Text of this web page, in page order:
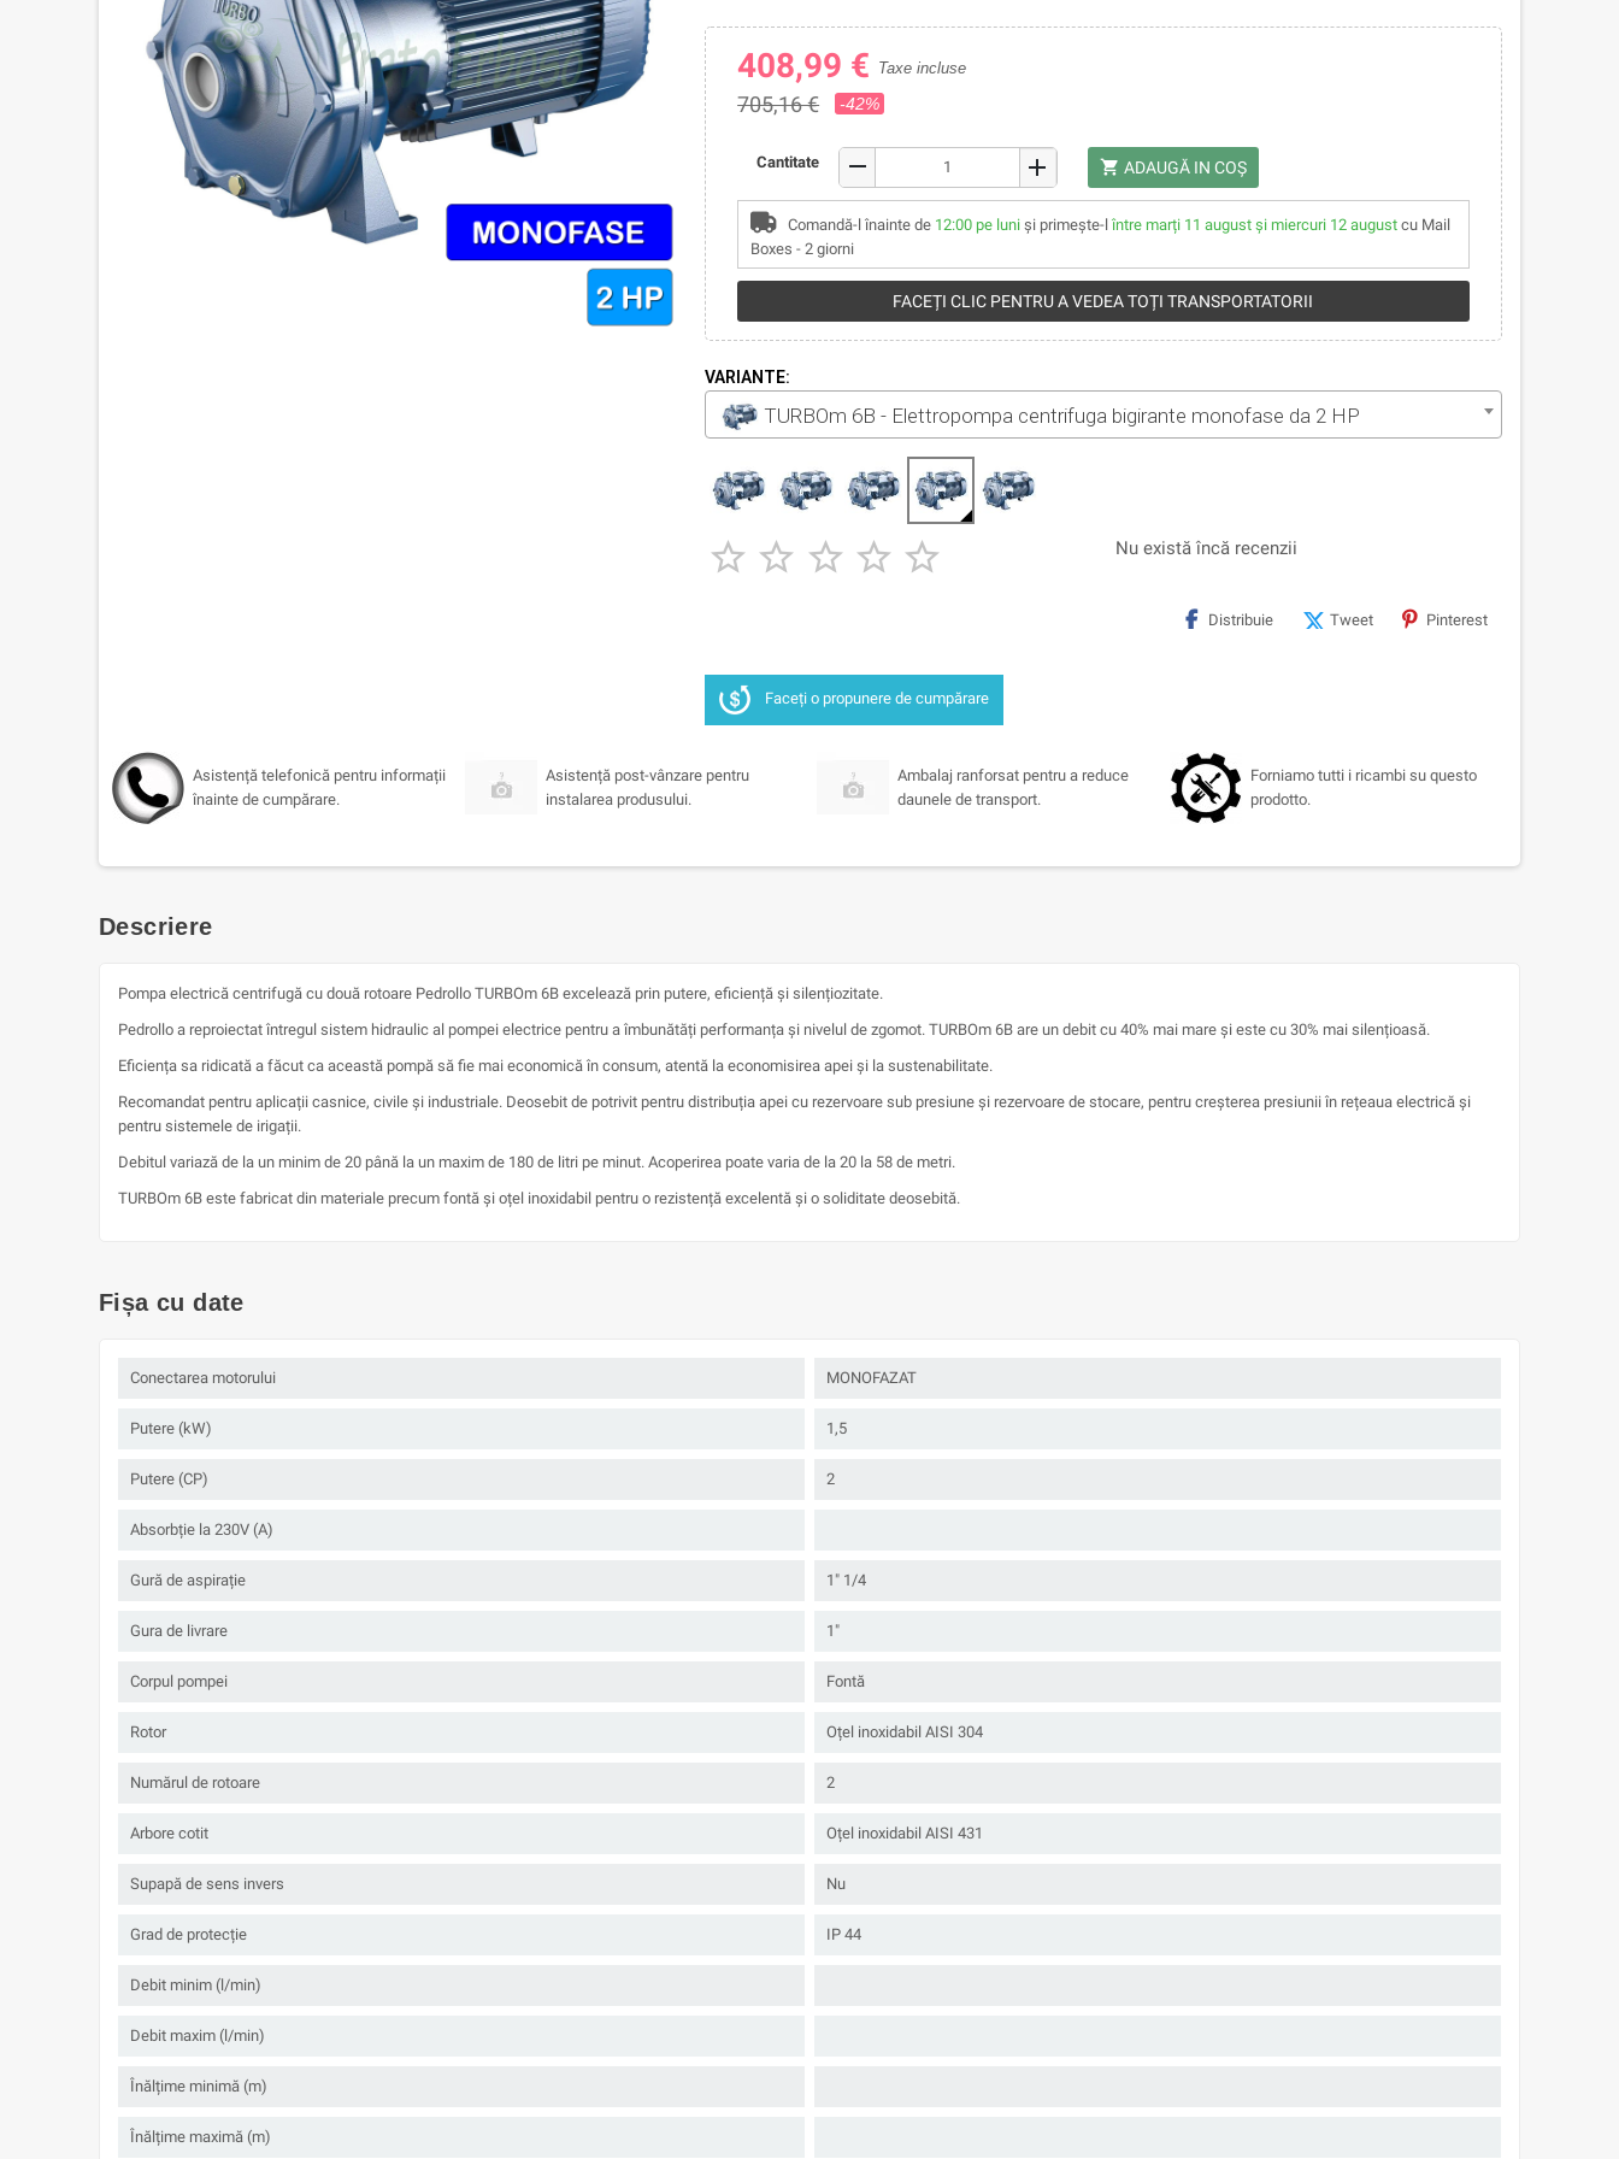
408,99 € Taxe incluse
705,16 € -42%
Cantitate remove add shopping_cart ADAUGĂ IN COŞ
Comandă-l înainte de 12:00 pe luni și primește-l între marți 11 august și miercuri 12 august cu Mail
Boxes - 2 giorni
FACEȚI CLIC PENTRU A VEDEA TOȚI TRANSPORTATORII
VARIANTE:
TURBOm 6B - Elettropompa centrifuga bigirante monofase da 2 HP
     Nu există încă recenzii
Distribuie Tweet Pinterest
Faceți o propunere de cumpărare
Asistență telefonică pentru informații
înainte de cumpărare.
Asistență post-vânzare pentru
instalarea produsului.
Ambalaj ranforsat pentru a reduce
daunele de transport.
Forniamo tutti i ricambi su questo
prodotto.
Descriere
Pompa electrică centrifugă cu două rotoare Pedrollo TURBOm 6B excelează prin putere, eficiență și silențiozitate.
Pedrollo a reproiectat întregul sistem hidraulic al pompei electrice pentru a îmbunătăți performanța și nivelul de zgomot. TURBOm 6B are un debit cu 40% mai mare și este cu 30% mai silențioasă.
Eficiența sa ridicată a făcut ca această pompă să fie mai economică în consum, atentă la economisirea apei și la sustenabilitate.
Recomandat pentru aplicații casnice, civile și industriale. Deosebit de potrivit pentru distribuția apei cu rezervoare sub presiune și rezervoare de stocare, pentru creșterea presiunii în rețeaua electrică și
pentru sistemele de irigații.
Debitul variază de la un minim de 20 până la un maxim de 180 de litri pe minut. Acoperirea poate varia de la 20 la 58 de metri.
TURBOm 6B este fabricat din materiale precum fontă și oțel inoxidabil pentru o rezistență excelentă și o soliditate deosebită.
Fișa cu date
Conectarea motorului MONOFAZAT
Putere (kW) 1,5
Putere (CP) 2
Absorbție la 230V (A)
Gură de aspirație 1" 1/4
Gura de livrare 1"
Corpul pompei Fontă
Rotor Oțel inoxidabil AISI 304
Numărul de rotoare 2
Arbore cotit Oțel inoxidabil AISI 431
Supapă de sens invers Nu
Grad de protecție IP 44
Debit minim (l/min)
Debit maxim (l/min)
Înălțime minimă (m)
Înălțime maximă (m)